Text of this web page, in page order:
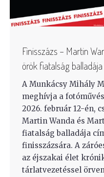
Finisszázs – Martin
örök fiatalság
A Munkácsy Mihály
meghívja a
2026. február 12-én,
Martin Wanda és
fiatalság balladája
finisszázsára. A
az éjszakai élet
tárlatvezetéssel